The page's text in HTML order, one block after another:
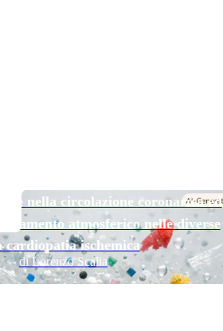
nella circolazione coronarica ed
atmosferico nelle diverse
cardiopatia ischemica
di Lorenzo Scalia